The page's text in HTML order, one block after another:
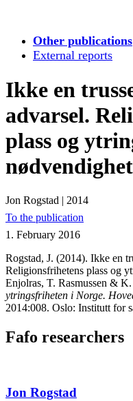
Other publications
External reports
Ikke en
advarsel.
plass og
nødvendighet
Jon Rogstad | 2014
To the publication
1. February 2016
Rogstad, J. (2014). Ikke en
Religionsfrihetens plass og
Enjolras, T. Rasmussen & K.
ytringsfriheten i Norge.
2014:008. Oslo: Institutt for
Fafo researchers
Jon Rogstad